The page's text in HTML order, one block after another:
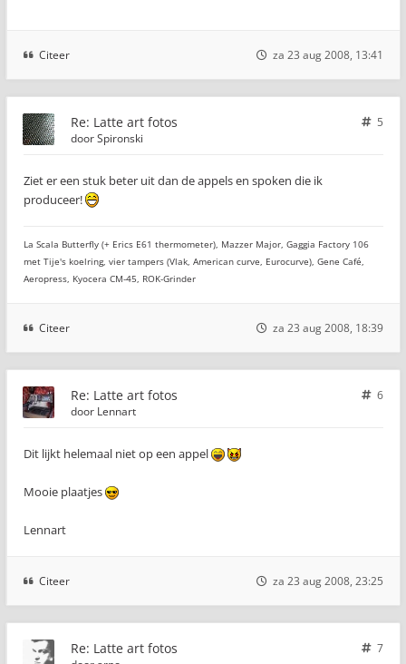
Citeer za 23 aug 2008, 13:41
Re: Latte art fotos
5
doorSpironski
Ziet er een stuk beter uit dan de appels en spoken die ik
produceer!
La Scala Butterfly (+ Erics E61 thermometer), Mazzer Major, Gaggia Factory 106
met Tije's koelring, vier tampers (Vlak, American curve, Eurocurve), Gene Café,
Aeropress, Kyocera CM-45, ROK-Grinder
Citeer za 23 aug 2008, 18:39
Re: Latte art fotos
6
door Lennart
Dit lijkt helemaal niet op een appel
Mooie plaatjes
Lennart
Citeer za 23 aug 2008, 23:25
Re: Latte art fotos
7